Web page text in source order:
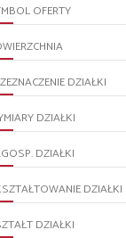
OFERTY
DZIAŁKI
DZIAŁKI
DZIAŁKI
DZIAŁKI
DZIAŁKI